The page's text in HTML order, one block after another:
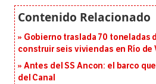
Gobierno traslada 70 toneladas
construir seis viviendas en Río de
Antes del SS Ancon: el barco
del Canal